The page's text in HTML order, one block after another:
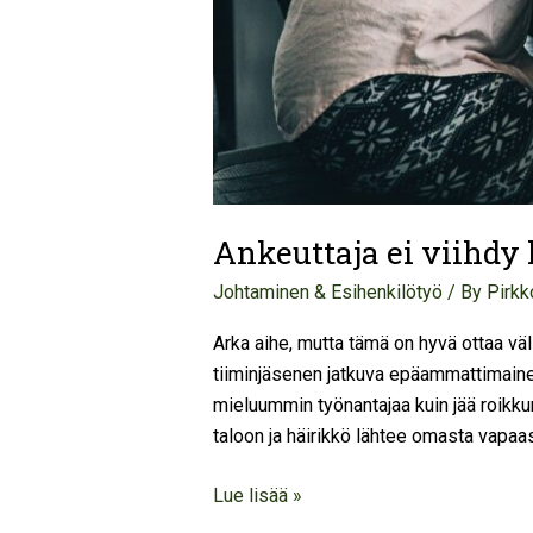
Ankeuttaja ei viihdy
Johtaminen & Esihenkilötyö/ By
Arka aihe, mutta tämä on hyvä ottaa
tiiminjäsenen jatkuva
mieluummin työnantajaa kuin jää
taloon ja häirikkö lähtee omasta
Lue lisää »